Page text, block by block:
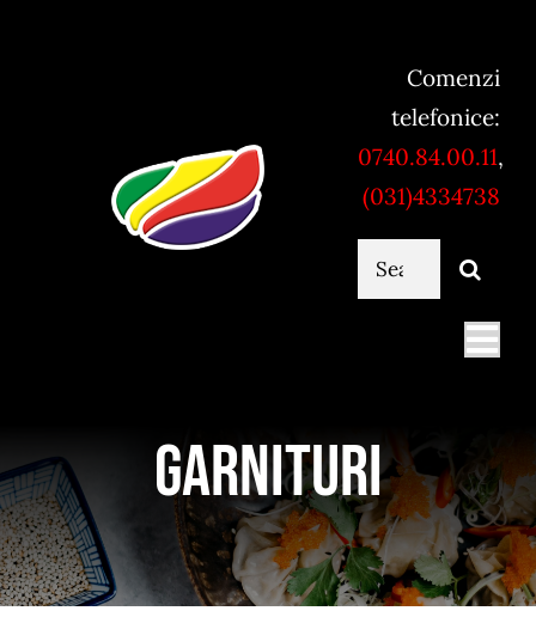
Comenzi
telefonice:
0740.84.00.11,
(031)4334738
Cautare...
Servicii catering
Bufet suedez si Coffee Break
Garnituri